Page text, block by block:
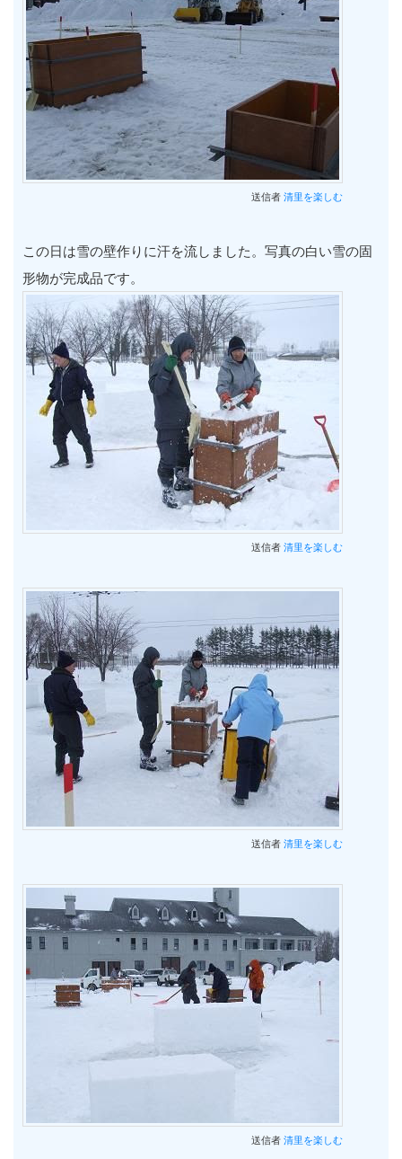
送信者 清里を楽しむ
この日は雪の壁作りに汗を流しました。写真の白い雪の固
形物が完成品です。
送信者 清里を楽しむ
送信者 清里を楽しむ
送信者 清里を楽しむ